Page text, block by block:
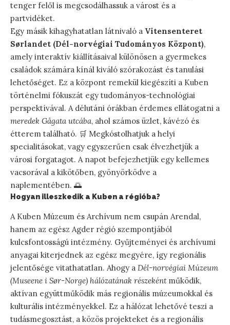
tenger felől is megcsodálhassuk a várost és a
partvidéket.
Egy másik kihagyhatatlan látnivaló a Vitensenteret
Sørlandet (Dél-norvégiai Tudományos Központ),
amely interaktív kiállításaival különösen a gyermekes
családok számára kínál kiváló szórakozást és tanulási
lehetőséget. Ez a központ remekül kiegészíti a Kuben
történelmi fókuszát egy tudományos-technológiai
perspektívával. A délutáni órákban érdemes ellátogatni a
meredek Gågata utcába, ahol számos üzlet, kávézó és
étterem található. 🛒 Megkóstolhatjuk a helyi
specialitásokat, vagy egyszerűen csak élvezhetjük a
városi forgatagot. A napot befejezhetjük egy kellemes
vacsorával a kikötőben, gyönyörködve a
naplementében. 🌅
Hogyan illeszkedik a Kuben a régióba?
A Kuben Múzeum és Archívum nem csupán Arendal,
hanem az egész Agder régió szempontjából
kulcsfontosságú intézmény. Gyűjteményei és archívumi
anyagai kiterjednek az egész megyére, így regionális
jelentősége vitathatatlan. Ahogy a Dél-norvégiai Múzeum
(Museene i Sør-Norge) hálózatának részekéntműködik,
aktívan együttműködik más regionális múzeumokkal és
kulturális intézményekkel. Ez a hálózat lehetővé teszi a
tudásmegosztást, a közös projekteket és a regionális